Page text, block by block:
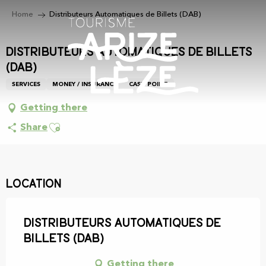
principal
Home Distributeurs Automatiques de Billets (DAB)
Distributeurs Automatiques de Billets
(DAB)
SERVICES MONEY / INSURANCE CASH POINT
Getting there
ShareAjouter aux favoris
Location
Distributeurs Automatiques de
Billets (DAB)